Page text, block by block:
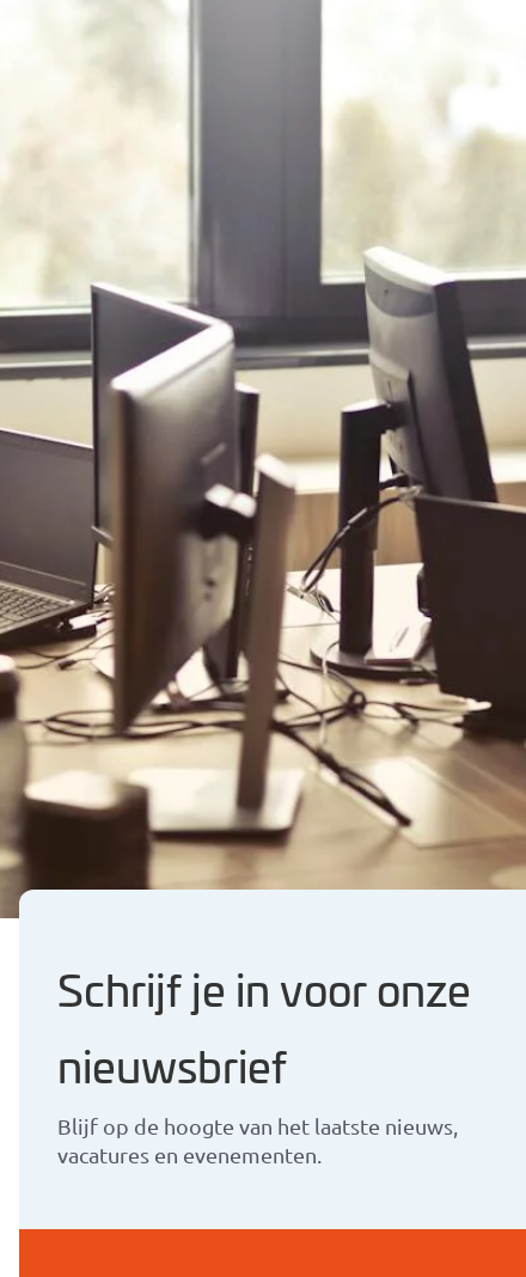
Schrijf je in voor onze
nieuwsbrief
Blijf op de hoogte van het laatste nieuws,
vacatures en evenementen.